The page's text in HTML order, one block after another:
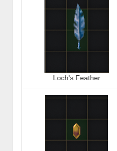
Loch's Feather